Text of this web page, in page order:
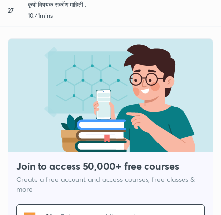
27
कृषी विषयक सर्कीण माहिती .
10:41mins
Join to access 50,000+ free courses
Create a free account and access courses, free classes &
more